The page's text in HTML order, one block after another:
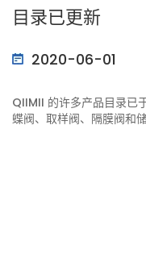
目录已更新
2020-06-01
QIIMII 的许多产品目录已
蝶阀、取样阀、隔膜阀和